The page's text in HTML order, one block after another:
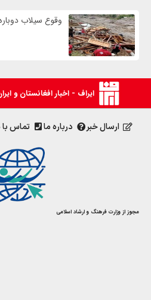
وقوع سیلاب
ایراف - اخبار افغانستان و
ارسال خبر درباره ما تماس با
مجوز از وزارت فرهنگ و ارشاد اسلامی